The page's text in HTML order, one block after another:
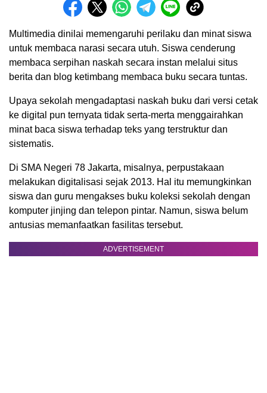
Multimedia dinilai memengaruhi perilaku dan minat siswa
untuk membaca narasi secara utuh. Siswa cenderung
membaca serpihan naskah secara instan melalui situs
berita dan blog ketimbang membaca buku secara tuntas.
Upaya sekolah mengadaptasi naskah buku dari versi cetak
ke digital pun ternyata tidak serta-merta menggairahkan
minat baca siswa terhadap teks yang terstruktur dan
sistematis.
Di SMA Negeri 78 Jakarta, misalnya, perpustakaan
melakukan digitalisasi sejak 2013. Hal itu memungkinkan
siswa dan guru mengakses buku koleksi sekolah dengan
komputer jinjing dan telepon pintar. Namun, siswa belum
antusias memanfaatkan fasilitas tersebut.
ADVERTISEMENT